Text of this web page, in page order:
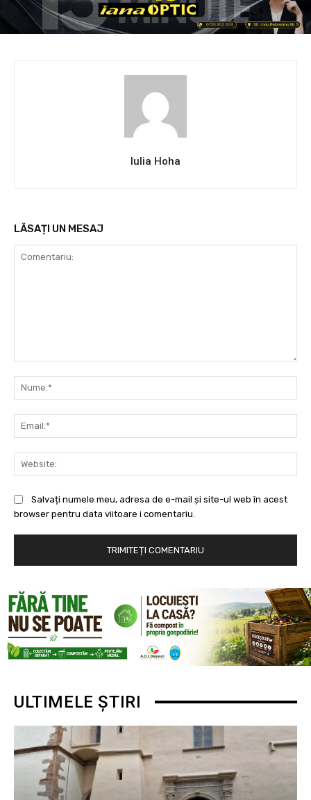
Iulia Hoha
LĂSAȚI UN MESAJ
Salvați numele meu, adresa de e-mail și site-ul web în acest
browser pentru data viitoare i comentariu.
ULTIMELE ȘTIRI